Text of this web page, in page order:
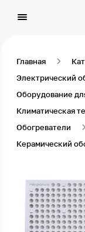
Главная
Электрический
Оборудование
Климатическая
Обогреватели